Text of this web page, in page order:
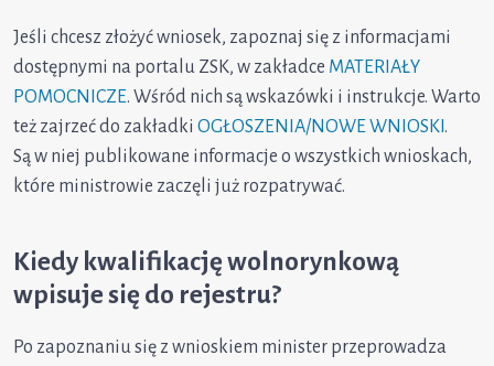
Jeśli chcesz złożyć wniosek, zapoznaj się z informacjami
dostępnymi na portalu ZSK, w zakładce MATERIAŁY
POMOCNICZE. Wśród nich są wskazówki i instrukcje. Warto
też zajrzeć do zakładki OGŁOSZENIA/NOWE WNIOSKI .
Są w niej publikowane informacje o wszystkich wnioskach,
które ministrowie zaczęli już rozpatrywać.
Kiedy kwalifikację wolnorynkową
wpisuje się do rejestru?
Po zapoznaniu się z wnioskiem minister przeprowadza